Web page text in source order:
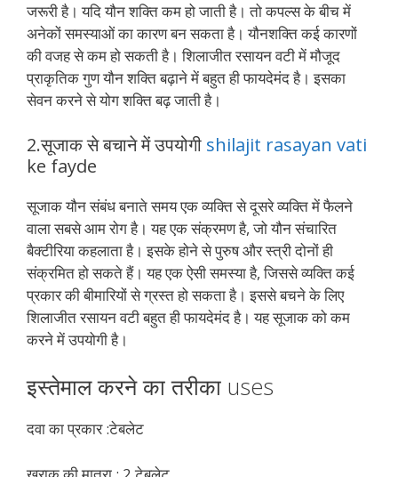
जरूरी है। यदि यौन शक्ति कम हो जाती है। तो कपल्स के बीच में
अनेकों समस्याओं का कारण बन सकता है। यौनशक्ति कई कारणों
की वजह से कम हो सकती है। शिलाजीत रसायन वटी में मौजूद
प्राकृतिक गुण यौन शक्ति बढ़ाने में बहुत ही फायदेमंद है। इसका
सेवन करने से योग शक्ति बढ़ जाती है।
2.सूजाक से बचाने में उपयोगी shilajit rasayan vati
ke fayde
सूजाक यौन संबंध बनाते समय एक व्यक्ति से दूसरे व्यक्ति में फैलने
वाला सबसे आम रोग है। यह एक संक्रमण है, जो यौन संचारित
बैक्टीरिया कहलाता है। इसके होने से पुरुष और स्त्री दोनों ही
संक्रमित हो सकते हैं। यह एक ऐसी समस्या है, जिससे व्यक्ति कई
प्रकार की बीमारियों से ग्रस्त हो सकता है। इससे बचने के लिए
शिलाजीत रसायन वटी बहुत ही फायदेमंद है। यह सूजाक को कम
करने में उपयोगी है।
इस्तेमाल करने का तरीका uses
दवा का प्रकार :टेबलेट